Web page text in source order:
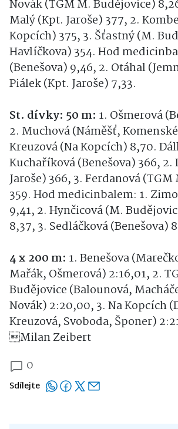
Novák (TGM M. Budějovice)
Malý (Kpt. Jaroše) 377, 2.
Kopcích) 375, 3. Šťastný (M.
Havlíčkova) 354. Hod
(Benešova) 9,46, 2. Otáhal
Piálek (Kpt. Jaroše) 7,33.
St. dívky: 50 m: 1. Ošmerová
2. Muchová (Náměšť,
Kreuzová (Na Kopcích) 8,70.
Kuchaříková (Benešova) 366, 2.
Jaroše) 366, 3. Ferdanová
359. Hod medicinbalem: 1.
9,41, 2. Hynčicová (M.
8,37, 3. Sedláčková (Benešova)
4 x 200 m: 1. Benešova
Mařák, Ošmerová) 2:16,01, 2.
Budějovice (Balounová,
Novák) 2:20,00, 3. Na Kopcích
Kreuzová, Svoboda, Šponer)
Milan Zeibert
0
Sdílejte